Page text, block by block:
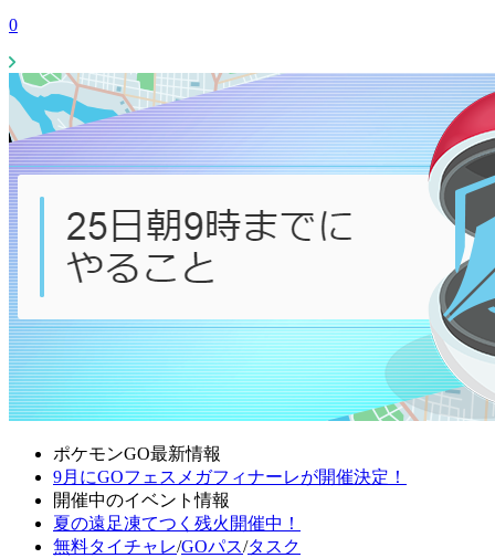
0
ポケモンGO最新情報
9月にGOフェスメガフィナーレが開催決定！
開催中のイベント情報
夏の遠足凍てつく残火開催中！
無料タイチャレ/GOパス/タスク